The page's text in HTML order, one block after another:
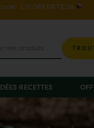
: LIVOFFERTE26
RECETTES